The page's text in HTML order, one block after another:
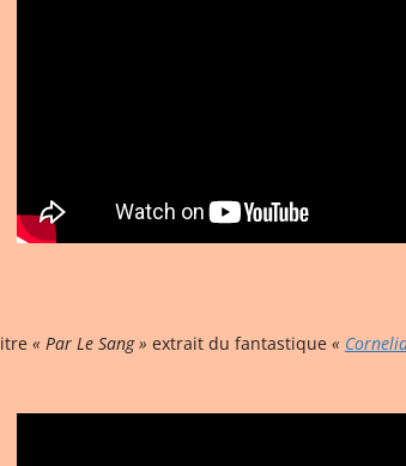
« Par Le Sang » extrait du fantastique «